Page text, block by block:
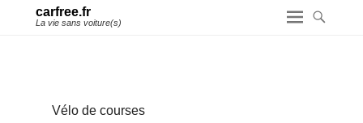
carfree.fr
La vie sans voiture(s)
Vélo de courses